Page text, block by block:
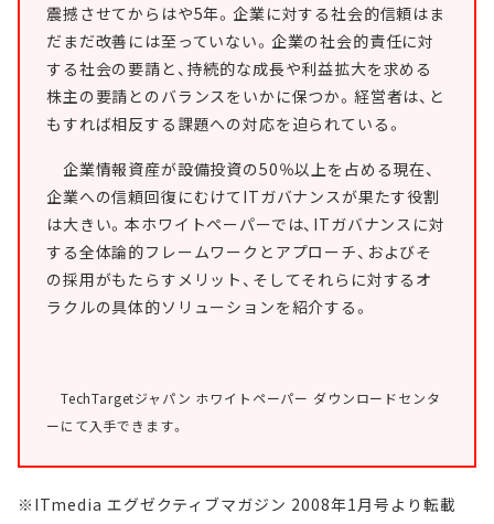
震撼させてからはや5年。企業に対する社会的信頼はま
だまだ改善には至っていない。企業の社会的責任に対
する社会の要請と、持続的な成長や利益拡大を求める
株主の要請とのバランスをいかに保つか。経営者は、と
もすれば相反する課題への対応を迫られている。
企業情報資産が設備投資の50％以上を占める現在、
企業への信頼回復にむけてITガバナンスが果たす役割
は大きい。本ホワイトペーパーでは、ITガバナンスに対
する全体論的フレームワークとアプローチ、およびそ
の採用がもたらすメリット、そしてそれらに対するオ
ラクルの具体的ソリューションを紹介する。
TechTargetジャパン ホワイトペーパー ダウンロードセンタ
ーにて入手できます。
※ITmedia エグゼクティブマガジン 2008年1月号より転載